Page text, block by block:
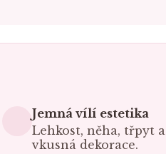
Jemná vílí estetika
Lehkost, něha, třpyt a
vkusná dekorace.